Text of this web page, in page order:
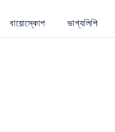
বায়োস্কোপ ভাগ্যলিপি